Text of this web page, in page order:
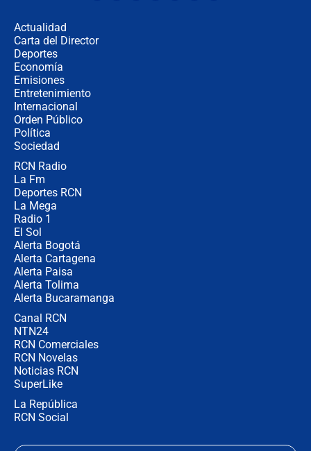
Actualidad
Carta del Director
Deportes
Economía
Emisiones
Entretenimiento
Internacional
Orden Público
Política
Sociedad
RCN Radio
La Fm
Deportes RCN
La Mega
Radio 1
El Sol
Alerta Bogotá
Alerta Cartagena
Alerta Paisa
Alerta Tolima
Alerta Bucaramanga
Canal RCN
NTN24
RCN Comerciales
RCN Novelas
Noticias RCN
SuperLike
La República
RCN Social